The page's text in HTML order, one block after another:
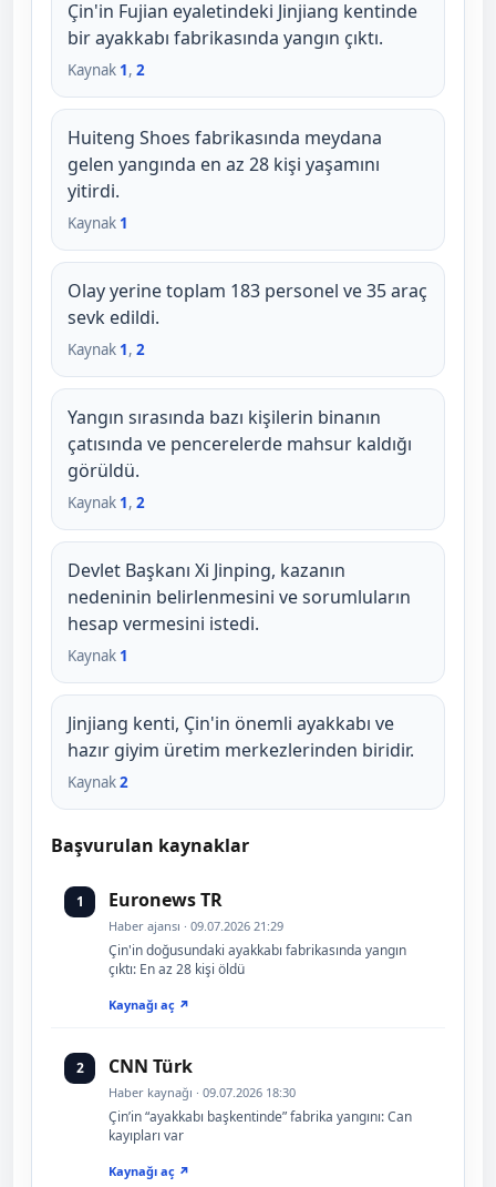
Çin'in Fujian eyaletindeki Jinjiang kentinde
bir ayakkabı fabrikasında yangın çıktı.
Kaynak 1, 2
Huiteng Shoes fabrikasında meydana
gelen yangında en az 28 kişi yaşamını
yitirdi.
Kaynak 1
Olay yerine toplam 183 personel ve 35 araç
sevk edildi.
Kaynak 1, 2
Yangın sırasında bazı kişilerin binanın
çatısında ve pencerelerde mahsur kaldığı
görüldü.
Kaynak 1, 2
Devlet Başkanı Xi Jinping, kazanın
nedeninin belirlenmesini ve sorumluların
hesap vermesini istedi.
Kaynak 1
Jinjiang kenti, Çin'in önemli ayakkabı ve
hazır giyim üretim merkezlerinden biridir.
Kaynak2
Başvurulan kaynaklar
1 Euronews TR
Haber ajansı · 09.07.2026 21:29
Çin'in doğusundaki ayakkabı fabrikasında yangın
çıktı: En az 28 kişi öldü
Kaynağı aç ↗
2 CNN Türk
Haber kaynağı · 09.07.2026 18:30
Çin’in “ayakkabı başkentinde” fabrika yangını: Can
kayıpları var
Kaynağı aç ↗